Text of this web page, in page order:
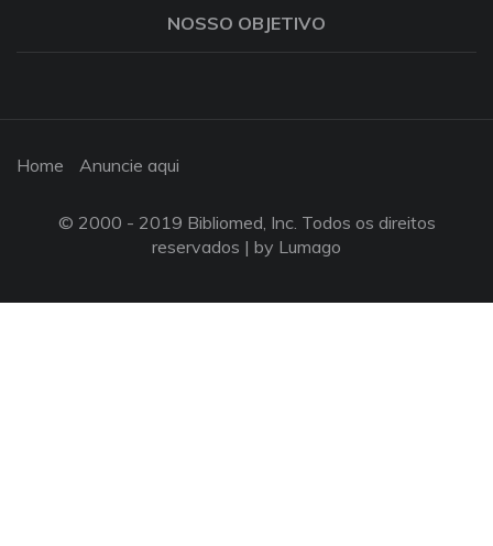
NOSSO OBJETIVO
Home Anuncie aqui
© 2000 - 2019 Bibliomed, Inc. Todos os direitos
reservados | by Lumago